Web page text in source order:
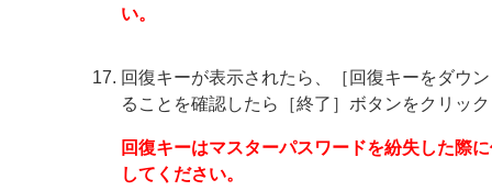
い。
回復キーが表示されたら、［回復キーをダウ
ることを確認したら［終了］ボタンをクリッ
回復キーはマスターパスワードを紛失した際
してください。